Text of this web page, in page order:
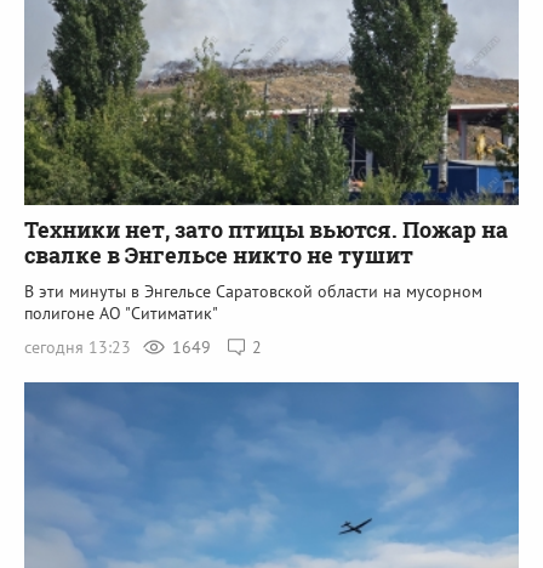
Техники нет, зато птицы вьются. Пожар на
свалке в Энгельсе никто не тушит
В эти минуты в Энгельсе Саратовской области на мусорном
полигоне АО "Ситиматик"
сегодня 13:23
1649 2